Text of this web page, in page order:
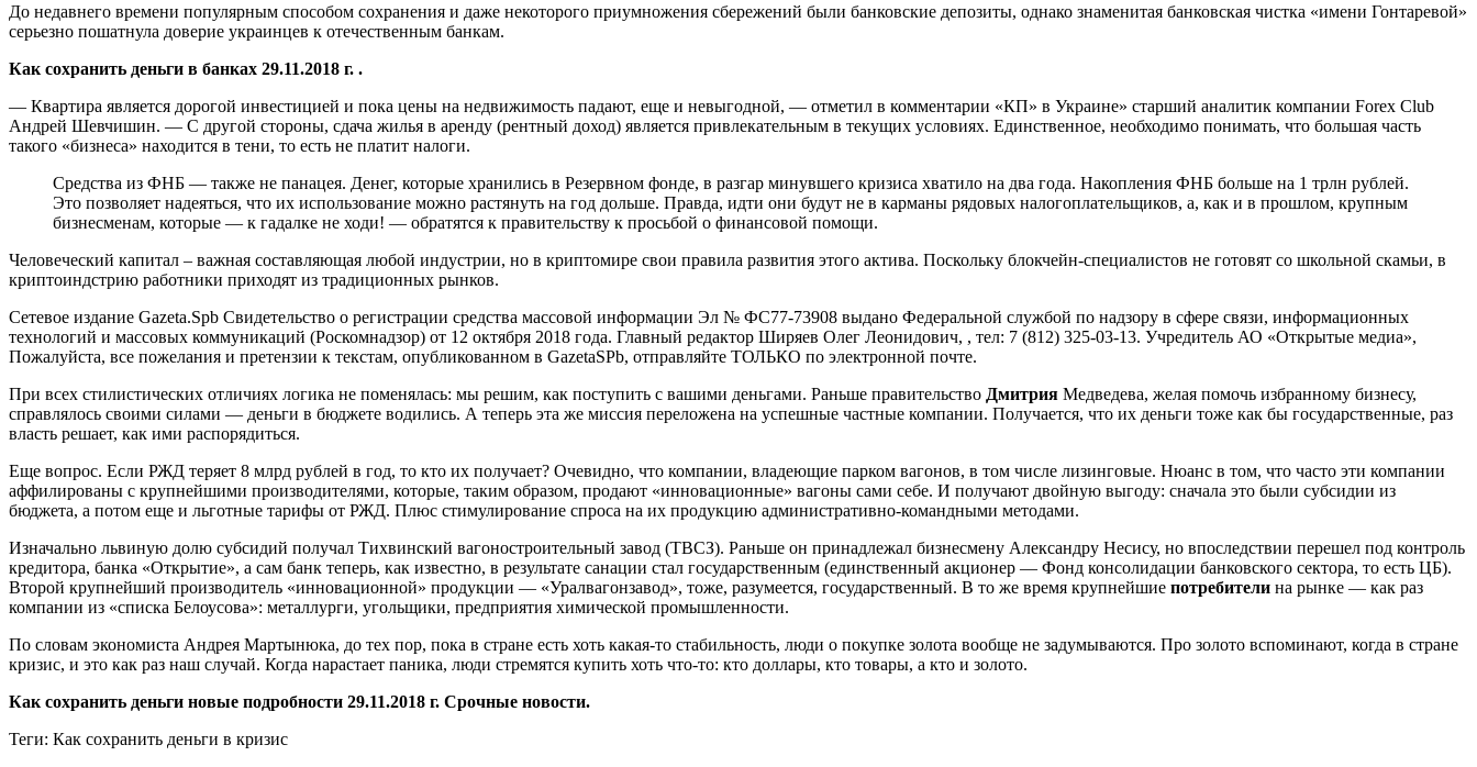
До недавнего времени популярным способом сохранения и даже некоторого приумножения сбережений были банковские депозиты, однако знаменитая банковская чистка «имени Гонтаревой»
серьезно пошатнула доверие украинцев к отечественным банкам.
Как сохранить деньги в банках 29.11.2018 г. .
— Квартира является дорогой инвестицией и пока цены на недвижимость падают, еще и невыгодной, — отметил в комментарии «КП» в Украине» старший аналитик компании Forex Club
Андрей Шевчишин. — С другой стороны, сдача жилья в аренду (рентный доход) является привлекательным в текущих условиях. Единственное, необходимо понимать, что большая часть
такого «бизнеса» находится в тени, то есть не платит налоги.
Средства из ФНБ — также не панацея. Денег, которые хранились в Резервном фонде, в разгар минувшего кризиса хватило на два года. Накопления ФНБ больше на 1 трлн рублей.
Это позволяет надеяться, что их использование можно растянуть на год дольше. Правда, идти они будут не в карманы рядовых налогоплательщиков, а, как и в прошлом, крупным
бизнесменам, которые — к гадалке не ходи! — обратятся к правительству к просьбой о финансовой помощи.
Человеческий капитал – важная составляющая любой индустрии, но в криптомире свои правила развития этого актива. Поскольку блокчейн-специалистов не готовят со школьной скамьи, в
криптоиндстрию работники приходят из традиционных рынков.
Сетевое издание Gazeta.Spb Свидетельство о регистрации средства массовой информации Эл № ФС77-73908 выдано Федеральной службой по надзору в сфере связи, информационных
технологий и массовых коммуникаций (Роскомнадзор) от 12 октября 2018 года. Главный редактор Ширяев Олег Леонидович, , тел: 7 (812) 325-03-13. Учредитель АО «Открытые медиа»,
Пожалуйста, все пожелания и претензии к текстам, опубликованном в GazetaSPb, отправляйте ТОЛЬКО по электронной почте.
При всех стилистических отличиях логика не поменялась: мы решим, как поступить с вашими деньгами. Раньше правительство Дмитрия Медведева, желая помочь избранному бизнесу,
справлялось своими силами — деньги в бюджете водились. А теперь эта же миссия переложена на успешные частные компании. Получается, что их деньги тоже как бы государственные, раз
власть решает, как ими распорядиться.
Еще вопрос. Если РЖД теряет 8 млрд рублей в год, то кто их получает? Очевидно, что компании, владеющие парком вагонов, в том числе лизинговые. Нюанс в том, что часто эти компании
аффилированы с крупнейшими производителями, которые, таким образом, продают «инновационные» вагоны сами себе. И получают двойную выгоду: сначала это были субсидии из
бюджета, а потом еще и льготные тарифы от РЖД. Плюс стимулирование спроса на их продукцию административно-командными методами.
Изначально львиную долю субсидий получал Тихвинский вагоностроительный завод (ТВСЗ). Раньше он принадлежал бизнесмену Александру Несису, но впоследствии перешел под контроль
кредитора, банка «Открытие», а сам банк теперь, как известно, в результате санации стал государственным (единственный акционер — Фонд консолидации банковского сектора, то есть ЦБ).
Второй крупнейший производитель «инновационной» продукции — «Уралвагонзавод», тоже, разумеется, государственный. В то же время крупнейшие потребители на рынке — как раз
компании из «списка Белоусова»: металлурги, угольщики, предприятия химической промышленности.
По словам экономиста Андрея Мартынюка, до тех пор, пока в стране есть хоть какая-то стабильность, люди о покупке золота вообще не задумываются. Про золото вспоминают, когда в стране
кризис, и это как раз наш случай. Когда нарастает паника, люди стремятся купить хоть что-то: кто доллары, кто товары, а кто и золото.
Как сохранить деньги новые подробности 29.11.2018 г. Срочные новости.
Теги: Как сохранить деньги в кризис